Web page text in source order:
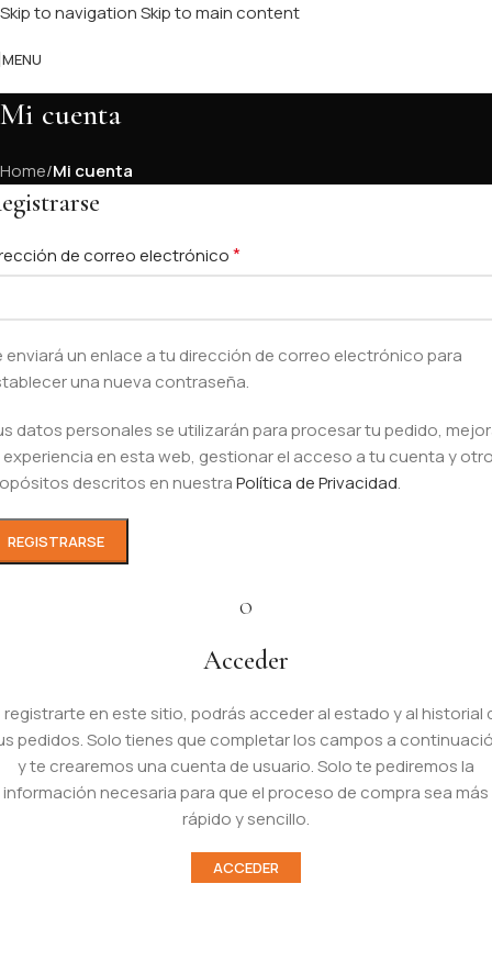
Skip to navigationSkip to main content
MENU
Mi cuenta
Home/Mi cuenta
de correo electrónico*
enviará un enlace a tu dirección de correo electrónico para
una nueva contraseña.
datos personales se utilizarán para procesar tu pedido,
en esta web, gestionar el acceso a tu cuenta y
descritos en nuestraPolítica de Privacidad.
REGISTRARSE
O
Acceder
registrarte en este sitio, podrás acceder al estado y al historial
pedidos. Solo tienes que completar los campos a
y te crearemos una cuenta de usuario. Solo te pediremos la
información necesaria para que el proceso de compra sea más
rápido y sencillo.
ACCEDER